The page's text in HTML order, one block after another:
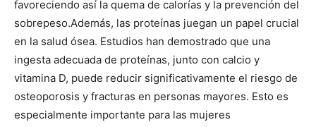
favoreciendo así la quema de calorías y la prevención del
sobrepeso.Además, las proteínas juegan un papel crucial
en la salud ósea. Estudios han demostrado que una
ingesta adecuada de proteínas, junto con calcio y
vitamina D, puede reducir significativamente el riesgo de
osteoporosis y fracturas en personas mayores. Esto es
especialmente importante para las mujeres